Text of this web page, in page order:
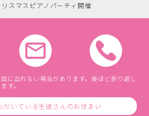
リスマスピアノパーティ開催
に出れない場合があります。後ほど折り返し
す。
だいている生徒さんのお住まい